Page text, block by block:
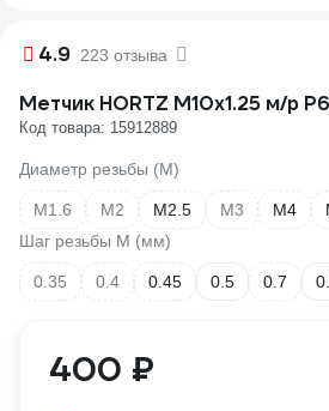
4.9 223 отзыва
Метчик HORTZ М10x1.25 м/р
Код товара: 15912889
Диаметр резьбы (М)
М1.6 М2 М2.5 М3 М4
Шаг резьбы М (мм)
0.35 0.4 0.45 0.5 0.7
400 ₽